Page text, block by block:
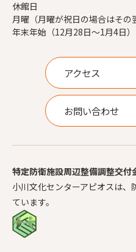
休館日
月曜（月曜が祝日の場合はその
年末年始（12月28日～1月4日）
アクセス
お問い合わせ
特定防衛施設周辺整備調整交付
小川文化センターアピオスは、
ています。